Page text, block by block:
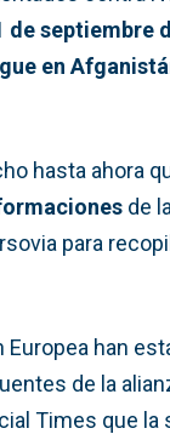
de septiembre
en
hasta ahora
de
para
Europea han
de la
Times que la